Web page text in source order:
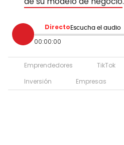
Directo Escucha el audio
00:00:00
Emprendedores TikTok
Inversión
Empresas